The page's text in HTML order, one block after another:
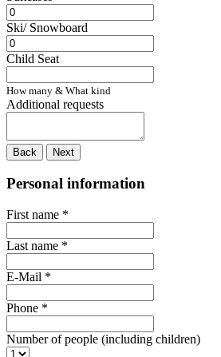
Ski/ Snowboard
Child Seat
How many & What kind
Additional requests
Back Next
Personal information
First name *
Last name *
E-Mail *
Phone *
Number of people (including children)